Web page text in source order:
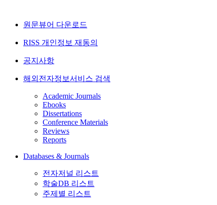
원문뷰어 다운로드
RISS 개인정보 재동의
공지사항
해외전자정보서비스 검색
Academic Journals
Ebooks
Dissertations
Conference Materials
Reviews
Reports
Databases & Journals
전자저널 리스트
학술DB 리스트
주제별 리스트